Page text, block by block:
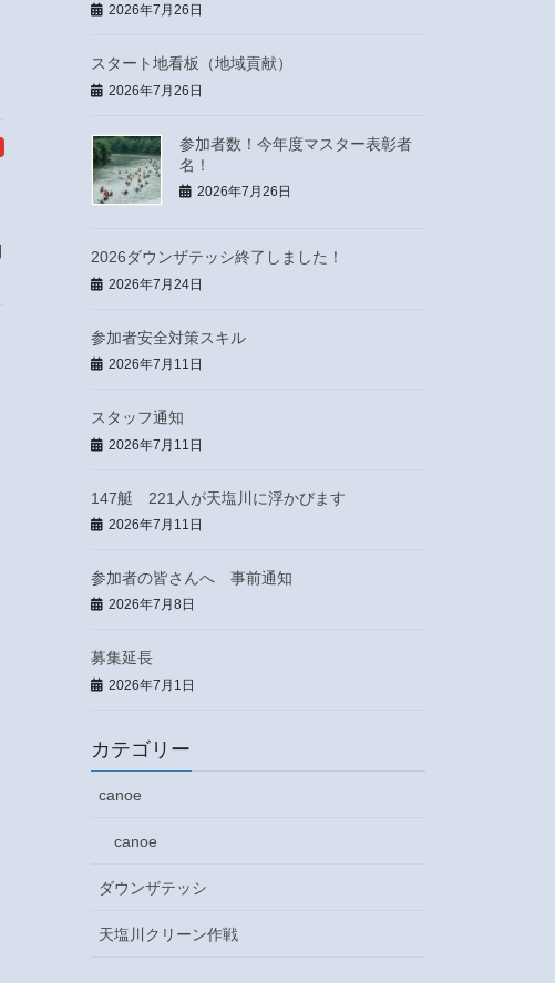
2026年7月26日
スタート地看板（地域貢献）
2026年7月26日
参加者数！今年度マスター表彰者
名！
2026年7月26日
2026ダウンザテッシ終了しました！
2026年7月24日
参加者安全対策スキル
2026年7月11日
スタッフ通知
2026年7月11日
147艇 221人が天塩川に浮かびます
2026年7月11日
参加者の皆さんへ 事前通知
2026年7月8日
募集延長
2026年7月1日
カテゴリー
canoe
canoe
ダウンザテッシ
天塩川クリーン作戦